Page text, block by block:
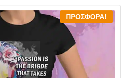
ΠΡΟΣΦΟΡΆ!